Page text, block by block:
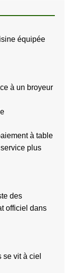
équipée
à un broyeur
à table
plus
des
officiel dans
se vit à ciel